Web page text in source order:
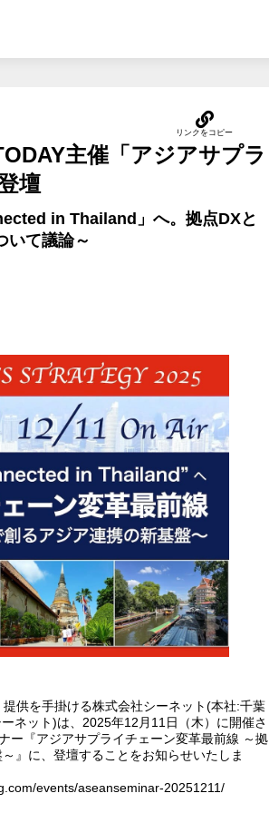
主催「アジアサプラ
壇
in Thailand」へ。拠点DXと
いて議論～
供を手掛ける株式会社シーネット(本社:千葉
ネット)は、2025年12月11日（木）に開催さ
ー『アジアサプライチェーン変革最前線 ～拠
』に、登壇することをお知らせいたしま
events/aseanseminar-20251211/